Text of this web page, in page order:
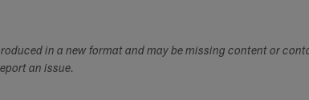
in a new format and may be missing content or
an issue.